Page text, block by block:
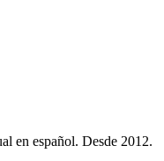
en español. Desde 2012.